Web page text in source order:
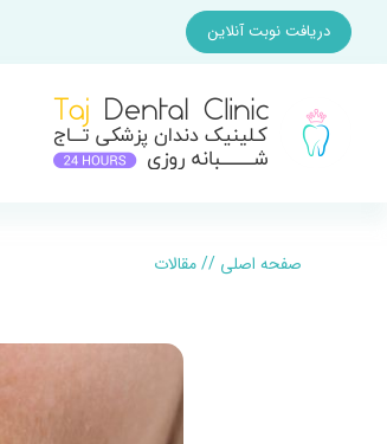
دریافت نوبت آنلاین
صفحه اصلی //مقالات